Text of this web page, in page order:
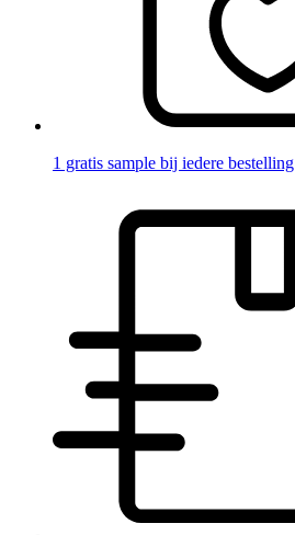
1 gratis sample bij iedere bestelling